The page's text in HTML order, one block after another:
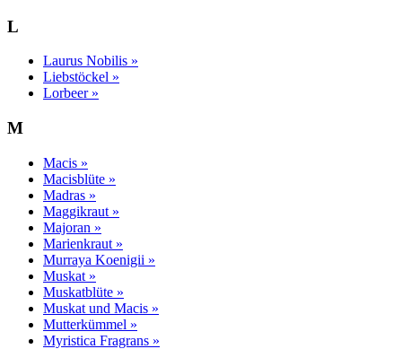
L
Laurus Nobilis »
Liebstöckel »
Lorbeer »
M
Macis »
Macisblüte »
Madras »
Maggikraut »
Majoran »
Marienkraut »
Murraya Koenigii »
Muskat »
Muskatblüte »
Muskat und Macis »
Mutterkümmel »
Myristica Fragrans »